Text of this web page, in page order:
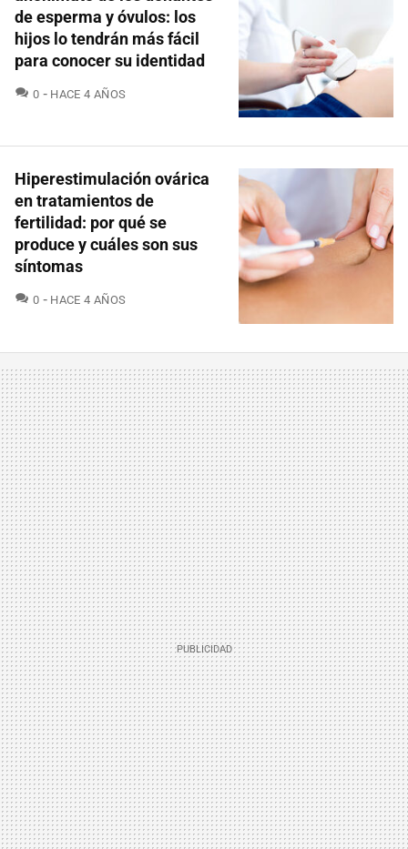
de esperma y óvulos: los
hijos lo tendrán más fácil
para conocer su identidad
0 COMENTARIOS
HACE 4 AÑOS
Hiperestimulación ovárica
en tratamientos de
fertilidad: por qué se
produce y cuáles son sus
síntomas
0 COMENTARIOS
HACE 4 AÑOS